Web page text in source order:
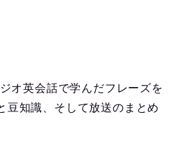
オ英会話で学んだフレーズを
豆知識、そして放送のまとめ